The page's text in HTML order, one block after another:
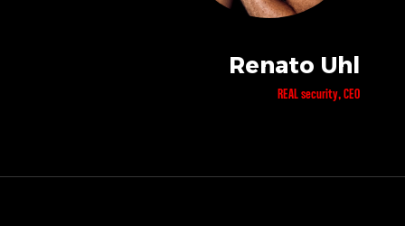
Renato Uhl
REAL security, CEO